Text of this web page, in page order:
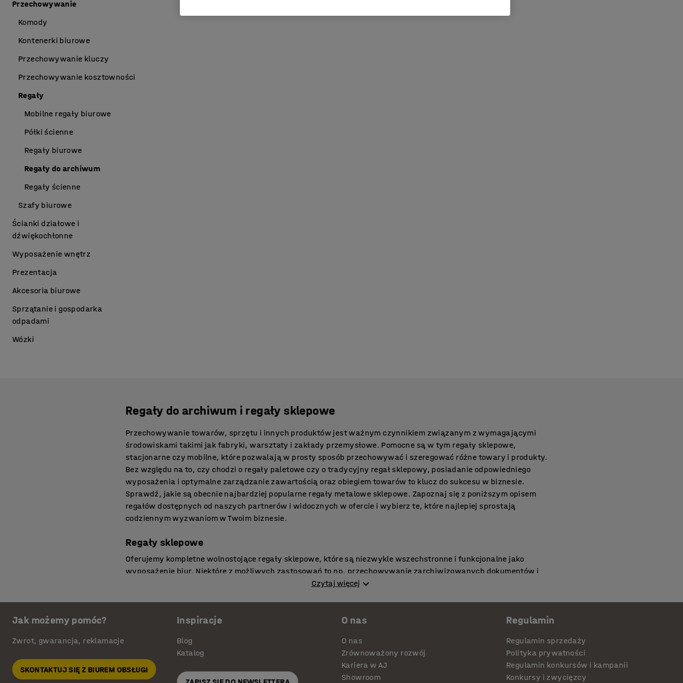
Przechowywanie
Komody
Kontenerki biurowe
Przechowywanie kluczy
Przechowywanie kosztowności
Regały
Mobilne regały biurowe
Półki ścienne
Regały biurowe
Regały do archiwum
Regały ścienne
Szafy biurowe
Ścianki działowe i
dźwiękochłonne
Wyposażenie wnętrz
Prezentacja
Akcesoria biurowe
Sprzątanie i gospodarka
odpadami
Wózki
Regały do archiwum i regały sklepowe
Przechowywanie towarów, sprzętu i innych produktów jest ważnym czynnikiem związanym z wymagającymi
środowiskami takimi jak fabryki, warsztaty i zakłady przemysłowe. Pomocne są w tym regały sklepowe,
stacjonarne czy mobilne, które pozwalają w prosty sposób przechowywać i szeregować różne towary i produkty.
Bez względu na to, czy chodzi o regały paletowe czy o tradycyjny regał sklepowy, posiadanie odpowiedniego
wyposażenia i optymalne zarządzanie zawartością oraz obiegiem towarów to klucz do sukcesu w biznesie.
Sprawdź, jakie są obecnie najbardziej popularne regały metalowe sklepowe. Zapoznaj się z poniższym opisem
regałów dostępnych od naszych partnerów i widocznych w ofercie i wybierz te, które najlepiej sprostają
codziennym wyzwaniom w Twoim biznesie.
Regały sklepowe
Oferujemy kompletne wolnostojące regały sklepowe, które są niezwykle wszechstronne i funkcjonalne jako
wyposażenie biur. Niektóre z możliwych zastosowań to np. przechowywanie zarchiwizowanych dokumentów i
magazynowanie towarów w sklepach i centrach handlowych. Oprócz tego regały półki sklepowe mogą służyć
oferujemy regały sklepowe metalowe przyścienne oraz narożny regał o różnej pojemności. Otwarta konstrukcja z
mocne i trwałe, występują też w innej kolorystyce, na przykład, na przykład chromowanej lub galwanizowanej
stali. Słupki wyposażono w regulowane stopki, co ułatwia wypoziomowanie regałów na nierównych podłożach.
Regał modułowe metalowe można rozbudować o dodatkowe półki. Każda półka sklepowa jest w pełni przestawna,
więc można je umieszczać na dowolnej wysokości w odstępach co 25 mm. Dzięki temu regały archiwalne sklepowe
Czytaj więcej
Jak możemy pomóc?
Zwrot, gwarancja, reklamacje
SKONTAKTUJ SIĘ Z BIUREM OBSŁUGI
Inspiracje
Blog
Katalog
O nas
O nas
Zrównoważony rozwój
Kariera w AJ
Showroom
Regulamin
Regulamin sprzedaży
Polityka prywatności
Regulamin konkursów i kampanii
Konkursy i zwycięzcy